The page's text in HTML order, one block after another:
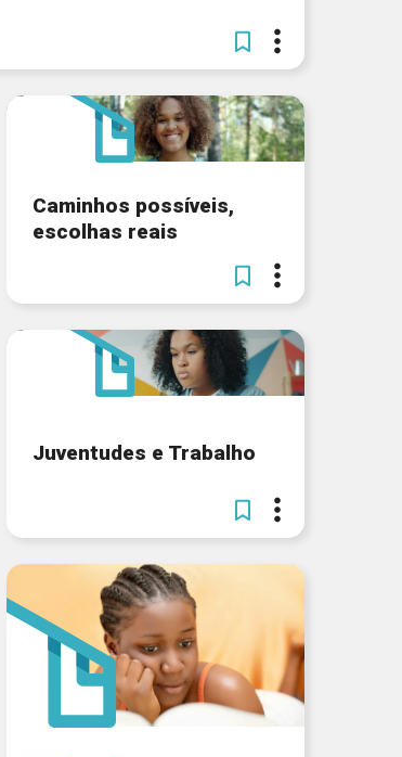
Caminhos possíveis,
escolhas reais
Juventudes e Trabalho